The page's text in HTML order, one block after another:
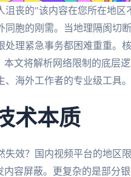
沮丧的"该内容在您所在地
胞的刚需。当地理隔阂切
理紧急事务都困难重重。
文将解析网络限制的底层
海外工作者的专业级工具。
术本质
失效？国内视频平台的地区
容屏蔽。更复杂的是部分